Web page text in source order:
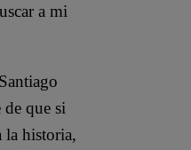
a mi
de que si
la historia,